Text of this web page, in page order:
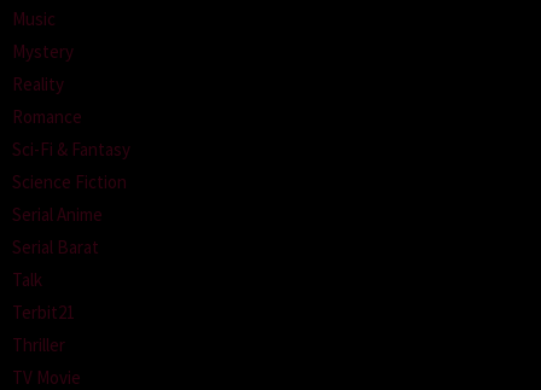
Music
Mystery
Reality
Romance
Sci-Fi & Fantasy
Science Fiction
Serial Anime
Serial Barat
Talk
Terbit21
Thriller
TV Movie